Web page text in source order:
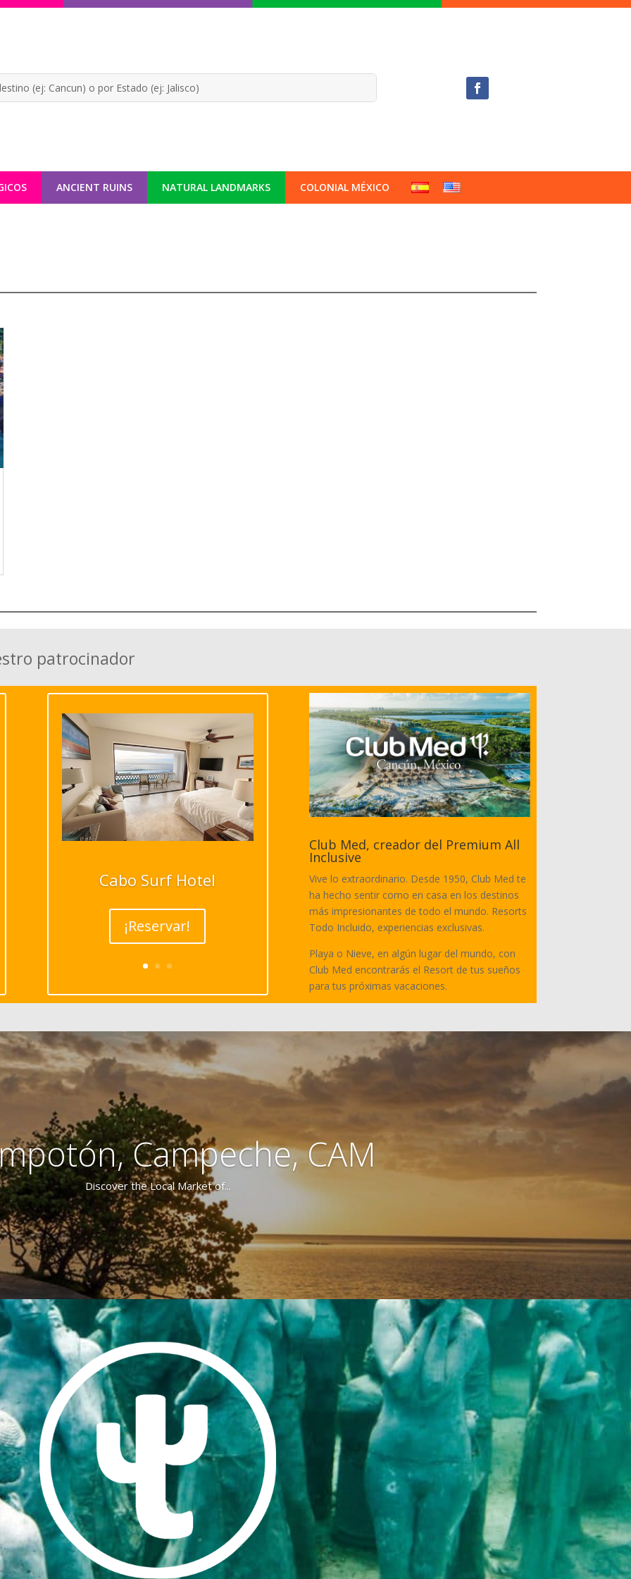
ANCIENT RUINS NATURAL LANDMARKS COLONIAL MÉXICO
patrocinador
Cabo Surf Hotel
¡Reservar!
Club Med, creador del Premium All
Inclusive
Vive lo extraordinario. Desde 1950, Club Med te
ha hecho sentir como en casa en los destinos
más impresionantes de todo el mundo. Resorts
Todo Incluido, experiencias exclusivas.
Playa o Nieve, en algún lugar del mundo, con
Club Med encontrarás el Resort de tus sueños
para tus próximas vacaciones.
Campeche, CAM
Discover the Local Market of...